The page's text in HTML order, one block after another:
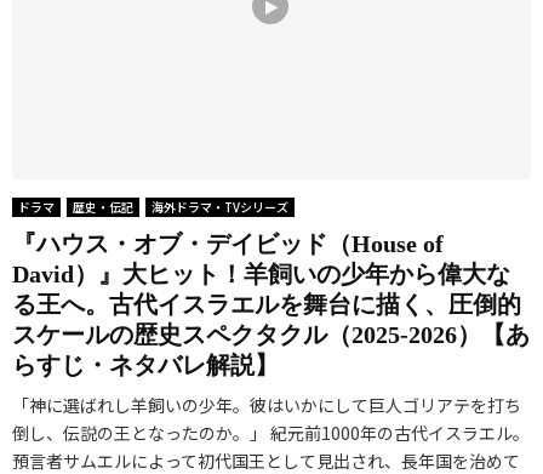
ドラマ 歴史・伝記 海外ドラマ・TVシリーズ
『ハウス・オブ・デイビッド（House of
David）』大ヒット！羊飼いの少年から偉大な
る王へ。古代イスラエルを舞台に描く、圧倒的
スケールの歴史スペクタクル（2025-2026）【あ
らすじ・ネタバレ解説】
「神に選ばれし羊飼いの少年。彼はいかにして巨人ゴリアテを打ち
倒し、伝説の王となったのか。」 紀元前1000年の古代イスラエル。
預言者サムエルによって初代国王として見出され、長年国を治めて